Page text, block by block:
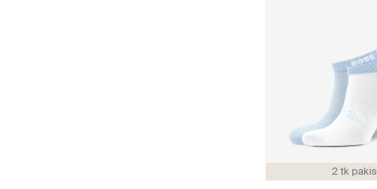
2 tk pakis